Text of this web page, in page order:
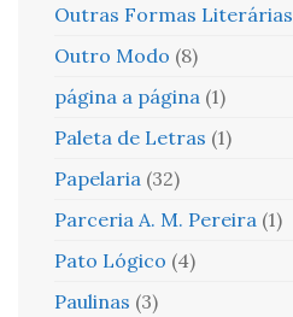
Outras Formas Literárias
Outro Modo (8)
página a página (1)
Paleta de Letras (1)
Papelaria (32)
Parceria A. M. Pereira (1)
Pato Lógico (4)
Paulinas (3)